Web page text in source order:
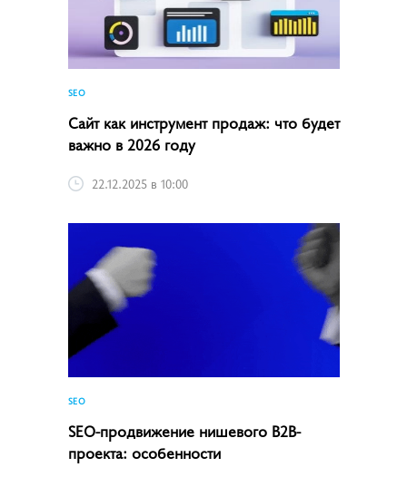
SEO
Сайт как инструмент продаж: что будет
важно в 2026 году
22.12.2025 в 10:00
SEO
SEO-продвижение нишевого B2B-
проекта: особенности